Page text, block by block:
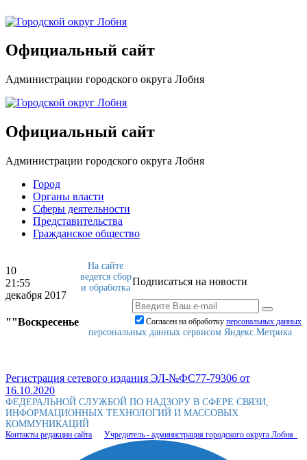
Официальный сайт
Администрации городского округа Лобня
Официальный сайт
Администрации городского округа Лобня
Город
Органы власти
Сферы деятельности
Представительства
Гражданское общество
10
21:55
декабря 2017
""Воскресенье
Подписаться на новости
Согласен на обработку персональныx данных
На сайте
ведется сбор
и обработка
персональных данных сервисом Яндекс.Метрика
Регистрация сетевого издания ЭЛ-№ФС77-79306 от
16.10.2020
ФЕДЕРАЛЬНОЙ СЛУЖБОЙ ПО НАДЗОРУ В СФЕРЕ СВЯЗИ,
ИНФОРМАЦИОННЫХ ТЕХНОЛОГИЙ И МАССОВЫХ
КОММУНИКАЦИЙ
Контакты редакции сайта Учредитель - администрация городского округа Лобня